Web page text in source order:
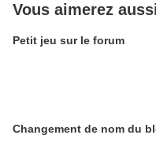
Vous aimerez
Petit jeu sur le forum
Changement de nom du